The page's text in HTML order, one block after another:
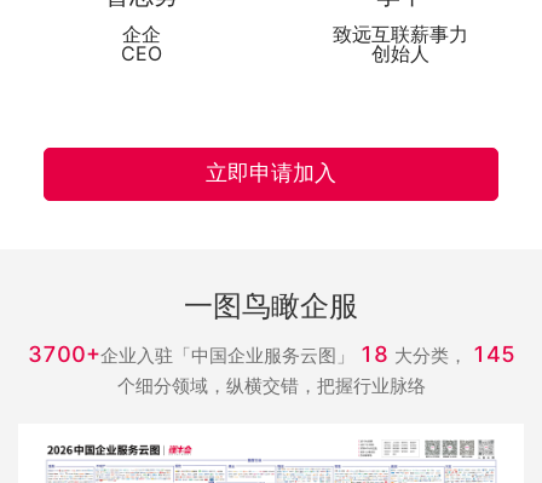
企企
CEO
致远互联薪事力
创始人
立即申请加入
一图鸟瞰企服
3700+企业入驻「中国企业服务云图」 18 大分类， 145
个细分领域，纵横交错，把握行业脉络